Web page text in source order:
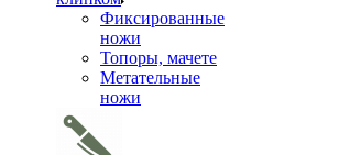
Фиксированные
ножи
Топоры, мачете
Метательные
ножи